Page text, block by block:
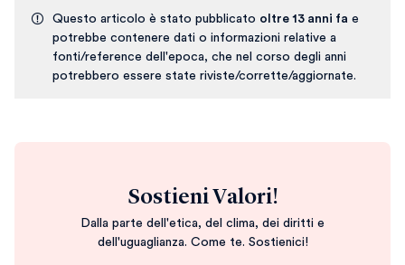
Questo articolo è stato pubblicato oltre 13 anni fa e
potrebbe contenere dati o informazioni relative a
fonti/reference dell'epoca, che nel corso degli anni
potrebbero essere state riviste/corrette/aggiornate.
Sostieni Valori!
Dalla parte dell'etica, del clima, dei diritti e
dell'uguaglianza. Come te. Sostienici!